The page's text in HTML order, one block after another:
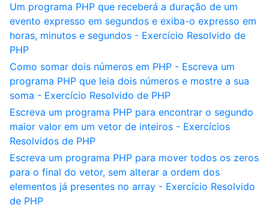
Um programa PHP que receberá a duração de um
evento expresso em segundos e exiba-o expresso em
horas, minutos e segundos - Exercício Resolvido de
PHP
Como somar dois números em PHP - Escreva um
programa PHP que leia dois números e mostre a sua
soma - Exercício Resolvido de PHP
Escreva um programa PHP para encontrar o segundo
maior valor em um vetor de inteiros - Exercícios
Resolvidos de PHP
Escreva um programa PHP para mover todos os zeros
para o final do vetor, sem alterar a ordem dos
elementos já presentes no array - Exercício Resolvido
de PHP